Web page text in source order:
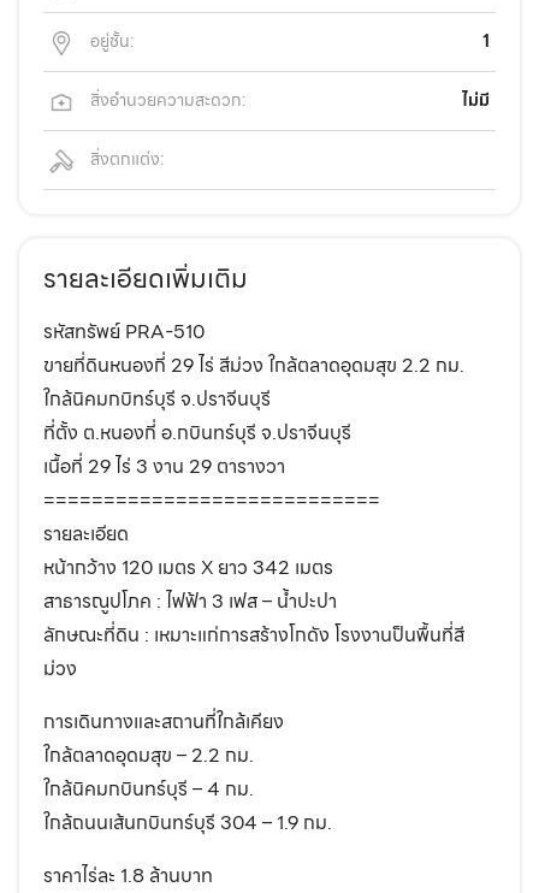
อยู่ชั้น: 1
สิ่งอำนวยความสะดวก: ไม่มี
สิ่งตกแต่ง:
รายละเอียดเพิ่มเติม
รหัสทรัพย์ PRA-510
ขายที่ดินหนองกี่ 29 ไร่ สีม่วง ใกล้ตลาดอุดมสุข 2.2 กม.
ใกล้นิคมกบิทร์บุรี จ.ปราจีนบุรี
ที่ตั้ง ต.หนองกี่ อ.กบินทร์บุรี จ.ปราจีนบุรี
เนื้อที่ 29 ไร่ 3 งาน 29 ตารางวา
============================
รายละเอียด
หน้ากว้าง 120 เมตร X ยาว 342 เมตร
สาธารณูปโภค : ไฟฟ้า 3 เฟส – น้ำปะปา
ลักษณะที่ดิน : เหมาะแก่การสร้างโกดัง โรงงานป็นพื้นที่สี
ม่วง
การเดินทางและสถานที่ใกล้เคียง
ใกล้ตลาดอุดมสุข – 2.2 กม.
ใกล้นิคมกบินทร์บุรี – 4 กม.
ใกล้ถนนเส้นกบินทร์บุรี 304 – 1.9 กม.
ราคาไร่ละ 1.8 ล้านบาท